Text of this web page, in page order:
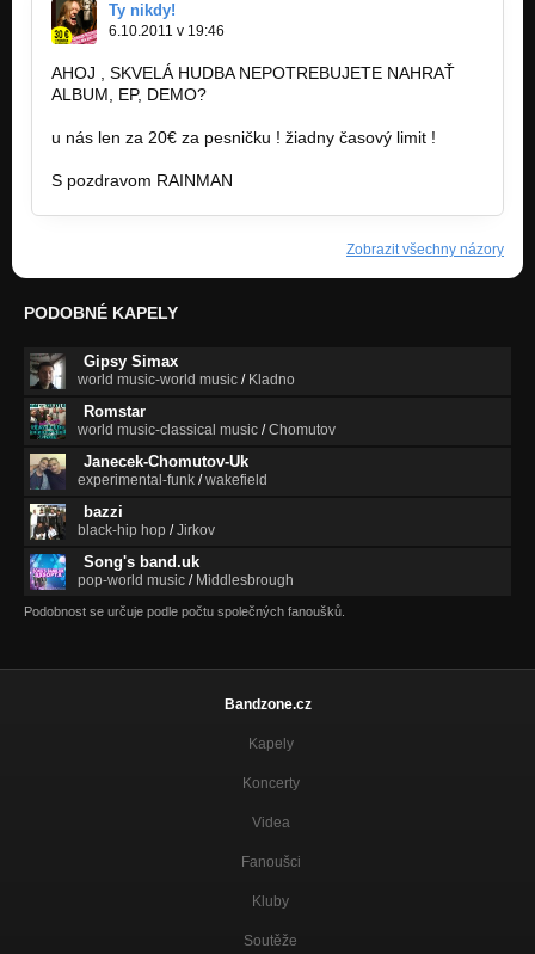
Ty nikdy!
6.10.2011 v 19:46
AHOJ , SKVELÁ HUDBA NEPOTREBUJETE NAHRAŤ
ALBUM, EP, DEMO?
u nás len za 20€ za pesničku ! žiadny časový limit !
S pozdravom RAINMAN
Zobrazit všechny názory
PODOBNÉ KAPELY
Gipsy Simax
world music-world music / Kladno
Romstar
world music-classical music /Chomutov
Janecek-Chomutov-Uk
experimental-funk /wakefield
bazzi
black-hip hop /Jirkov
Song's band.uk
pop-world music / Middlesbrough
Podobnost se určuje podle počtu společných fanoušků.
Bandzone.cz
Kapely
Koncerty
Videa
Fanoušci
Kluby
Soutěže